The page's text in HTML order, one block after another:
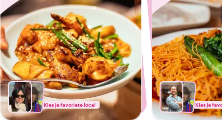
Kies je favoriete local Kies je